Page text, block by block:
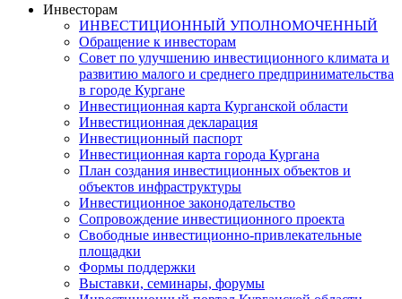
Инвесторам
ИНВЕСТИЦИОННЫЙ УПОЛНОМОЧЕННЫЙ
Обращение к инвесторам
Совет по улучшению инвестиционного климата и
развитию малого и среднего предпринимательства
в городе Кургане
Инвестиционная карта Курганской области
Инвестиционная декларация
Инвестиционный паспорт
Инвестиционная карта города Кургана
План создания инвестиционных объектов и
объектов инфраструктуры
Инвестиционное законодательство
Сопровождение инвестиционного проекта
Свободные инвестиционно-привлекательные
площадки
Формы поддержки
Выставки, семинары, форумы